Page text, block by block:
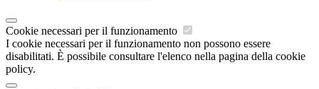
Cookie necessari per il funzionamento
I cookie necessari per il funzionamento non possono essere
disabilitati. È possibile consultare l'elenco nella pagina della cookie
policy.